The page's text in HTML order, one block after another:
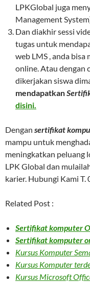
LPKGlobal juga
Management
Dan diakhir sessi
tugas untuk
web LMS , anda bisa
online. Atau dengan
dikerjakan siswa
mendapatkan
disini.
Dengan sertifikat
mampu untuk
meningkatkan peluang
LPK Global dan
karier. Hubungi Kami
Related Post :
Sertifikat komputer
Sertifikat komputer
Kursus Komputer
Kursus Komputer
Kursus Microsoft